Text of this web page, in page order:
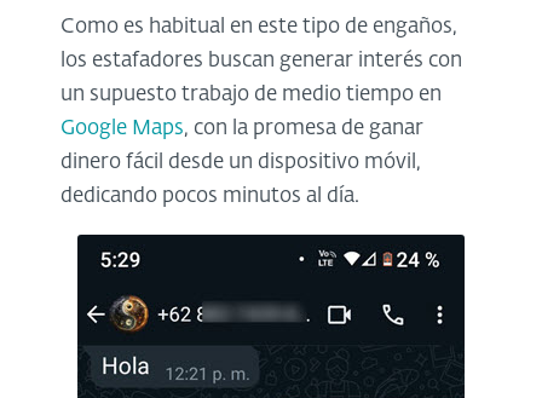
Como es habitual en este tipo de engaños,
los estafadores buscan generar interés con
un supuesto trabajo de medio tiempo en
Google Maps, con la promesa de ganar
dinero fácil desde un dispositivo móvil,
dedicando pocos minutos al día.